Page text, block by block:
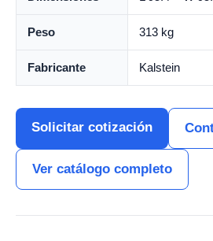
Peso 313 kg
Fabricante Kalstein
Solicitar cotización
Ver catálogo completo